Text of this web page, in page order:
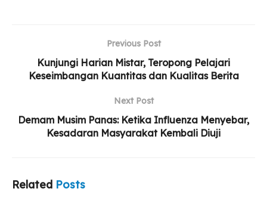
kepada Persyarikatan Muhammadiyah
UMSU Perkuat Relawan Gerakan Kebajikan
Pancasila Lewat Aksi Nyata
Talkshow dan Seminar FISIP UMSU Bahas
Pemanfaatan Media Sosial dalam Perspektif
Hukum
Previous Post
Kunjungi Harian Mistar, Teropong Pelajari
Keseimbangan Kuantitas dan Kualitas Berita
Next Post
Demam Musim Panas: Ketika Influenza Menyebar,
Kesadaran Masyarakat Kembali Diuji
Related Posts